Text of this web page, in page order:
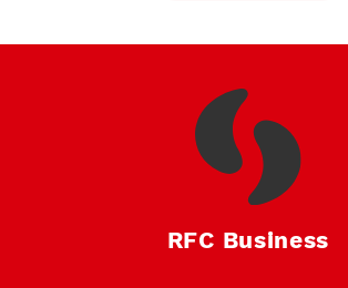
RFC Business